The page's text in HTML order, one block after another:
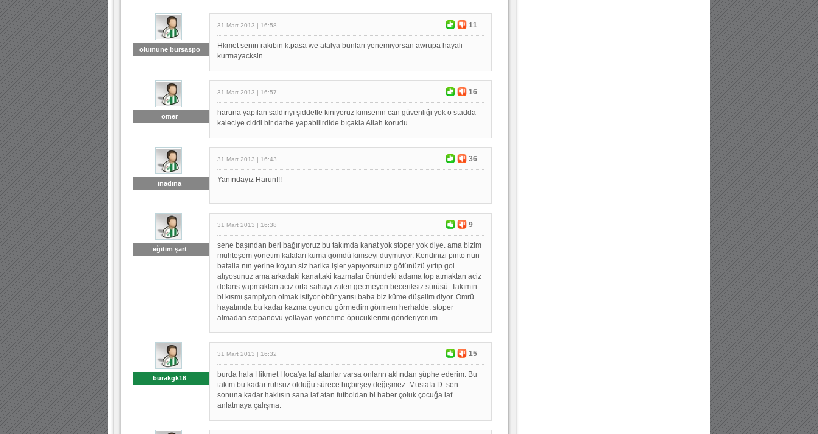
olumune bursaspo
31 Mart 2013 | 16:58 11
Hkmet senin rakibin k.pasa we atalya bunlari yenemiyorsan awrupa hayali
kurmayacksin
ömer
31 Mart 2013 | 16:57 16
haruna yapılan saldırıyı şiddetle kiniyoruz kimsenin can güvenliği yok o stadda
kaleciye ciddi bir darbe yapabilirdide bıçakla Allah korudu
inadına
31 Mart 2013 | 16:43 36
Yanındayız Harun!!!
eğitim şart
31 Mart 2013 | 16:38 9
sene başından beri bağırıyoruz bu takımda kanat yok stoper yok diye. ama bizim
muhteşem yönetim kafaları kuma gömdü kimseyi duymuyor. Kendinizi pinto nun
batalla nın yerine koyun siz harika işler yapıyorsunuz götünüzü yırtıp gol
atıyosunuz ama arkadaki kanattaki kazmalar önündeki adama top atmaktan aciz
defans yapmaktan aciz orta sahayı zaten gecmeyen beceriksiz sürüsü. Takımın
bi kısmı şampiyon olmak istiyor öbür yarısı baba biz küme düşelim diyor. Ömrü
hayatımda bu kadar kazma oyuncu görmedim görmem herhalde. stoper
almadan stepanovu yollayan yönetime öpücüklerimi gönderiyorum
burakgk16
31 Mart 2013 | 16:32 15
burda hala Hikmet Hoca'ya laf atanlar varsa onların aklından şüphe ederim. Bu
takım bu kadar ruhsuz olduğu sürece hiçbirşey değişmez. Mustafa D. sen
sonuna kadar haklısın sana laf atan futboldan bi haber çoluk çocuğa laf
anlatmaya çalışma.